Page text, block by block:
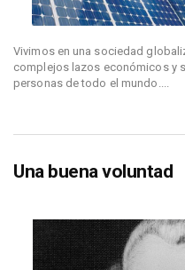
Vivimos en una sociedad
complejos lazos económicos y
personas de todo el mundo....
Una buena voluntad